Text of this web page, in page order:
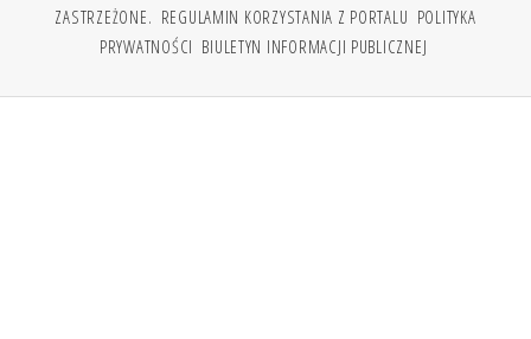
ZASTRZEŻONE. REGULAMIN KORZYSTANIA Z PORTALU POLITYKA
PRYWATNOŚCI BIULETYN INFORMACJI PUBLICZNEJ